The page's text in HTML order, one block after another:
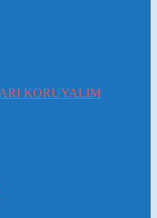
KORUYALIM